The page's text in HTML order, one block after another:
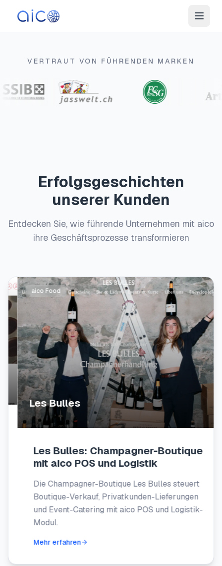
VERTRAUT VON FÜHRENDEN MARKEN
Erfolgsgeschichten
unserer Kunden
Entdecken Sie, wie führende Unternehmen mit aico
ihre Geschäftsprozesse transformieren
aico Food
Les Bulles
Les Bulles: Champagner-Boutique
mit aico POS und Logistik
Die Champagner-Boutique Les Bulles steuert
Boutique-Verkauf, Privatkunden-Lieferungen
und Event-Catering mit aico POS und Logistik-
Modul.
Mehr erfahren